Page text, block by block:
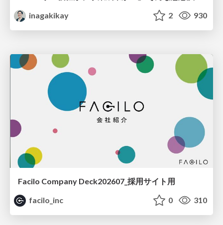
inagakikay
2 930
Facilo Company Deck202607_採用サイト用
facilo_inc
0 310